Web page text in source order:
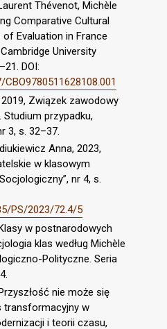
Thévenot, Michèle
Comparative Cultural
Evaluation in France
University
DOI:
Związek zawodowy
przypadku,
3, s. 32–37.
Anna, 2023,
w klasowym
nr 4, s.
PS/2023/72.4/5
w postnarodowych
klas według Michèle
Polityczne. Seria
nie może się
transformacyjny w
i teorii czasu,